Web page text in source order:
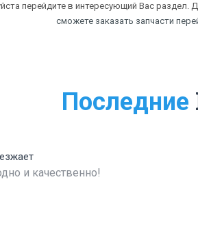
перейдите в интересующий Вас раздел.
сможете заказать запчасти
Последние
и качественно!